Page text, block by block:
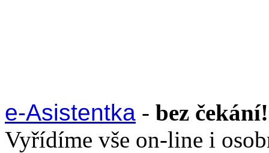
e-Asistentka - bez čekání!
Vyřídíme vše on-line i